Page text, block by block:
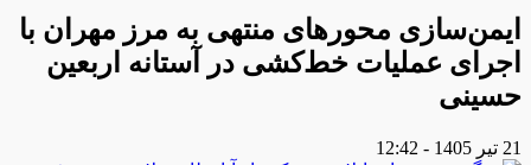
ایمن‌سازی محورهای منتهی به مرز مهران با
اجرای عملیات خط‌کشی در آستانه اربعین
حسینی
21 تیر 1405 - 12:42